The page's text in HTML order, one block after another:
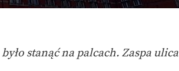
stanąć na palcach. Zaspa ulica